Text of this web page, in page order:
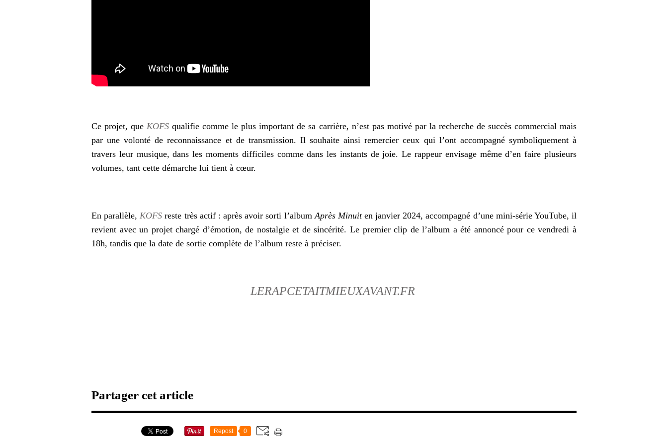
Ce projet, queKOFS qualifie comme le plus important de sa carrière, n’est pas motivé par la recherche de succès commercial mais
par une volonté de reconnaissance et de transmission. Il souhaite ainsi remercier ceux qui l’ont accompagné symboliquement à
travers leur musique, dans les moments difficiles comme dans les instants de joie. Le rappeur envisage même d’en faire plusieurs
volumes, tant cette démarche lui tient à cœur.
En parallèle,KOFS reste très actif : après avoir sorti l’albumAprès Minuiten janvier 2024, accompagné d’une mini-série YouTube, il
revient avec un projet chargé d’émotion, de nostalgie et de sincérité. Le premier clip de l’album a été annoncé pour ce vendredi à
18h, tandis que la date de sortie complète de l’album reste à préciser.
LERAPCETAITMIEUXAVANT.FR
Partager cet article
Repost 0